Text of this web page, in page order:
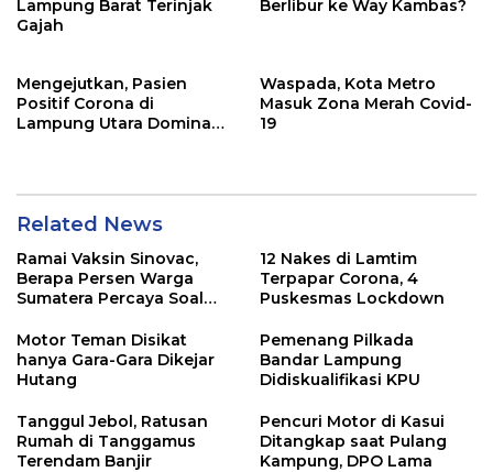
Lampung Barat Terinjak
Gajah
Berlibur ke Way Kambas?
Mengejutkan, Pasien
Positif Corona di
Lampung Utara Dominan
Waspada, Kota Metro
Masuk Zona Merah Covid-
19
Related News
Ramai Vaksin Sinovac,
Berapa Persen Warga
Sumatera Percaya Soal
12 Nakes di Lamtim
Terpapar Corona, 4
Puskesmas Lockdown
Motor Teman Disikat
hanya Gara-Gara Dikejar
Hutang
Pemenang Pilkada
Bandar Lampung
Didiskualifikasi KPU
Tanggul Jebol, Ratusan
Rumah di Tanggamus
Terendam Banjir
Pencuri Motor di Kasui
Ditangkap saat Pulang
Kampung, DPO Lama